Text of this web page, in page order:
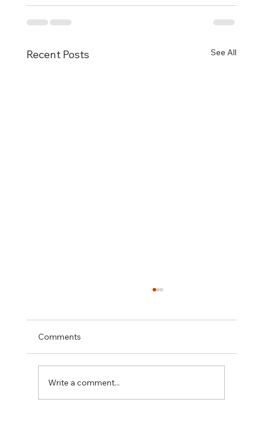
Recent Posts See All
Comments
Write a comment...